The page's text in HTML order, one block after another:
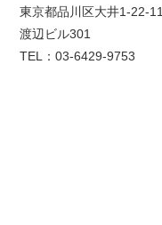
東京都品川区大井1-22-11
渡辺ビル301
TEL：03-6429-9753